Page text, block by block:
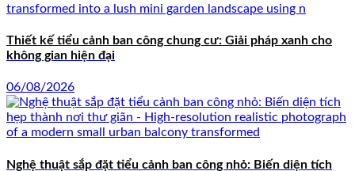
Thiết kế tiểu cảnh ban công chung cư: Giải pháp xanh cho
không gian hiện đại
06/08/2026
Nghệ thuật sắp đặt tiểu cảnh ban công nhỏ: Biến diện tích